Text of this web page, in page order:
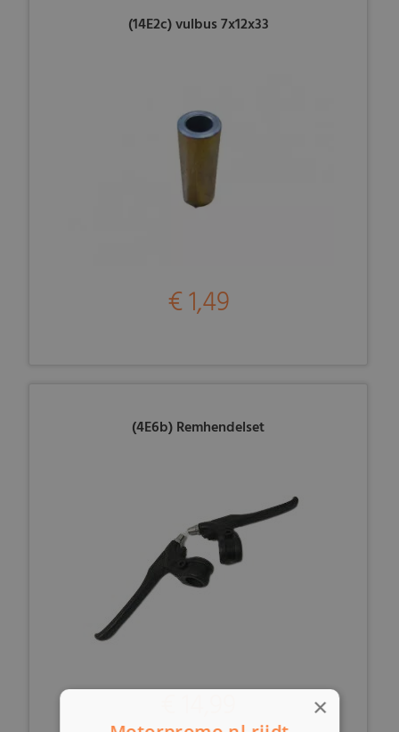
(14E2c) vulbus 7x12x33
€ 1,49
(4E6b) Remhendelset
×